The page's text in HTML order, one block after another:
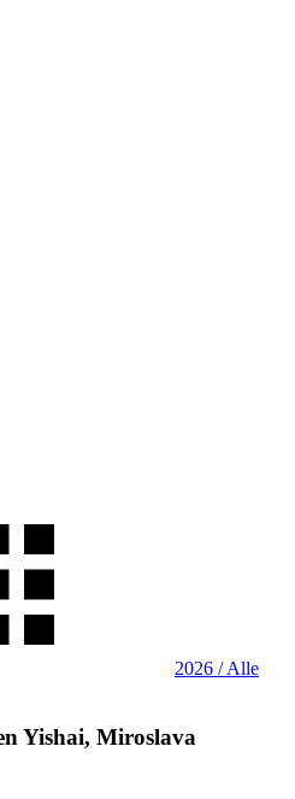
2026 / Alle
Yishai, Miroslava